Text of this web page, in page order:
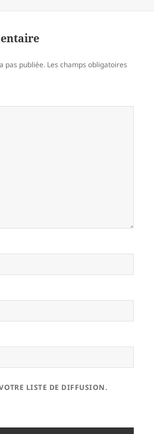
pas publiée. Les champs obligatoires
LISTE DE DIFFUSION.